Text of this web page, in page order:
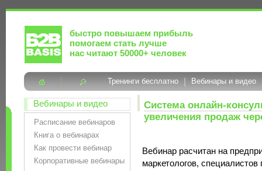
быстро повышаем прибыль
помогаем стать лучше
нас читают 50000+ человек
Тренинги бесплатно Вебинары и видео
Вебинары и видео
Расписание вебинаров
Книга о вебинарах
Как провести вебинар
Корпоративные вебинары
Система онлайн-
увеличения продаж
Вебинар расчитан на
маркетологов,